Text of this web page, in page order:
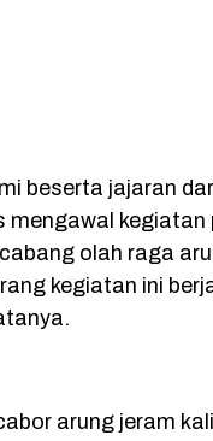
beserta jajaran
mengawal kegiatan
olah raga
kegiatan ini
arung jeram